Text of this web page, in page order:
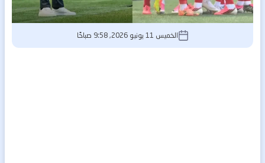
الخميس 11 يونيو 2026, 9:58 صباحًا